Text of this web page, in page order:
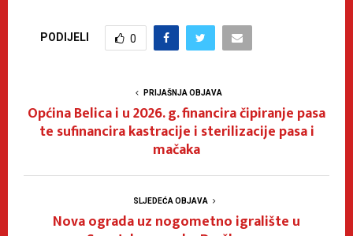
PODIJELI 0
PRIJAŠNJA OBJAVA
Općina Belica i u 2026. g. financira čipiranje pasa
te sufinancira kastracije i sterilizacije pasa i
mačaka
SLJEDEĆA OBJAVA
Nova ograda uz nogometno igralište u